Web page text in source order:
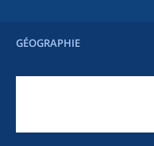
GÉOGRAPHIE